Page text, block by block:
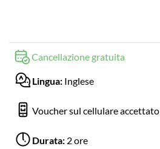
Cancellazione gratuita
Lingua: Inglese
Voucher sul cellulare accettato
Durata: 2 ore